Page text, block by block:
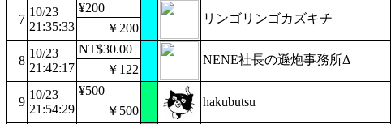
7
10/23
21:35:33
¥200
リンゴリンゴカズキチ
￥200
8
10/23
21:42:17
NT$30.00
NENE社長の遜炮事務所Δ
￥122
9
10/23
21:54:29
¥500
hakubutsu
￥500